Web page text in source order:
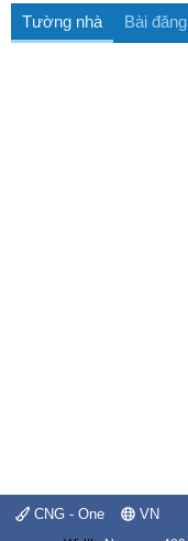
Tường nhà Bài đăng
CNG - One VN